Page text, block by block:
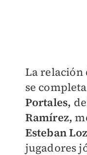
La relación
se
Portales,
Ramírez,
Esteban
jugadores